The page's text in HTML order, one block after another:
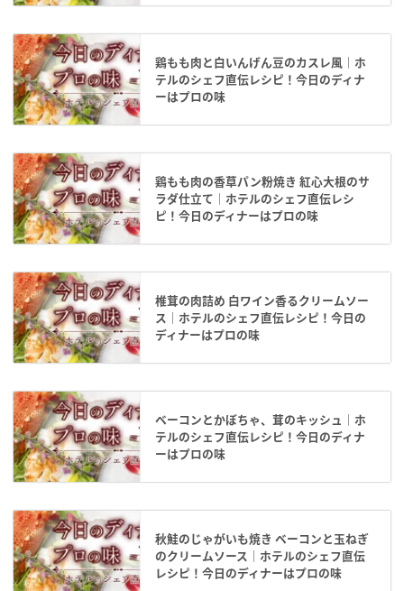
鶏もも肉と白いんげん豆のカスレ風｜ホ
テルのシェフ直伝レシピ！今日のディナ
ーはプロの味
鶏もも肉の香草パン粉焼き 紅心大根のサ
ラダ仕立て｜ホテルのシェフ直伝レシ
ピ！今日のディナーはプロの味
椎茸の肉詰め 白ワイン香るクリームソー
ス｜ホテルのシェフ直伝レシピ！今日の
ディナーはプロの味
ベーコンとかぼちゃ、茸のキッシュ｜ホ
テルのシェフ直伝レシピ！今日のディナ
ーはプロの味
秋鮭のじゃがいも焼き ベーコンと玉ねぎ
のクリームソース｜ホテルのシェフ直伝
レシピ！今日のディナーはプロの味